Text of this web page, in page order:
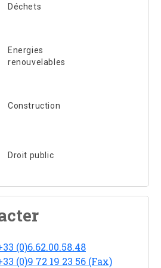
Déchets
Energies
renouvelables
Construction
Droit public
(0)6.62.00.58.48
(0)9 72 19 23 56 (Fax)